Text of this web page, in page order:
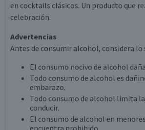
en cocktails clásicos. Un producto que
celebración.
Advertencias
Antes de consumir alcohol, considera lo
El consumo nocivo de alcohol
Todo consumo de alcohol es
embarazo.
Todo consumo de alcohol limita la
conducir.
El consumo de alcohol en
encuentra prohibido.